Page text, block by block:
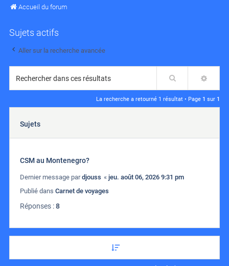
Accueil du forum
Sujets actifs
Aller sur la recherche avancée
Rechercher
La recherche a retourné 1 résultat • Page 1 sur 1
Sujets
CSM au Montenegro?
Dernier message pardjouss « jeu. août 06, 2026 9:31 pm
Publié dans Carnet de voyages
Réponses :8